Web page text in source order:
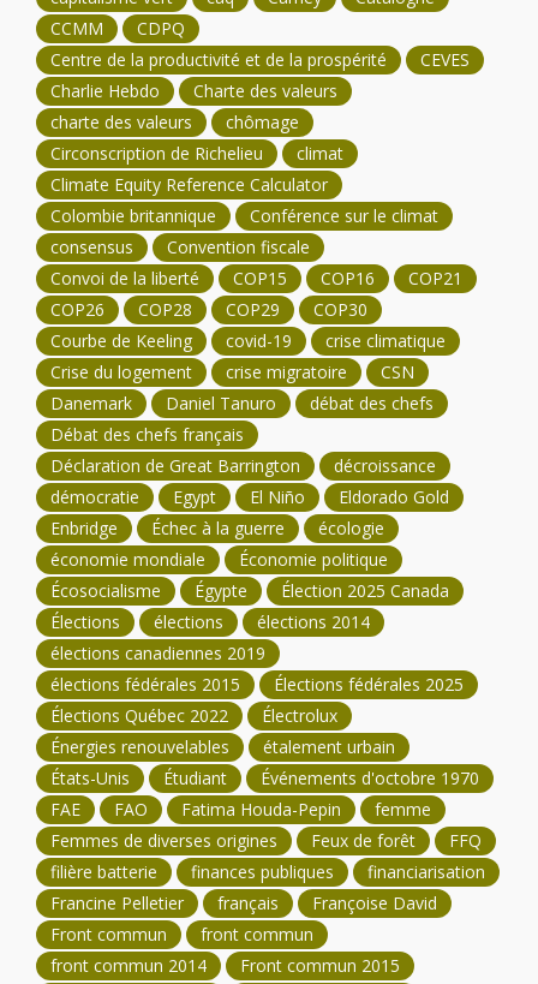
CCMM
CDPQ
Centre de la productivité et de la prospérité
CEVES
Charlie Hebdo
Charte des valeurs
charte des valeurs
chômage
Circonscription de Richelieu
climat
Climate Equity Reference Calculator
Colombie britannique
Conférence sur le climat
consensus
Convention fiscale
Convoi de la liberté
COP15 COP16
COP21
COP26
COP28 COP29
COP30
Courbe de Keeling
covid-19
crise climatique
Crise du logement
crise migratoire
CSN
Danemark
Daniel Tanuro
débat des chefs
Débat des chefs français
Déclaration de Great Barrington
décroissance
démocratie
Egypt El Niño
Eldorado Gold
Enbridge
Échec à la guerre
écologie
économie mondiale
Économie politique
Écosocialisme
Égypte
Élection 2025 Canada
Élections
élections
élections 2014
élections canadiennes 2019
élections fédérales 2015
Élections fédérales 2025
Élections Québec 2022
Électrolux
Énergies renouvelables
étalement urbain
États-Unis
Étudiant
Événements d'octobre 1970
FAE
FAO Fatima Houda-Pepin
femme
Femmes de diverses origines
Feux de forêt
FFQ
filière batterie
finances publiques
financiarisation
Francine Pelletier
français
Françoise David
Front commun
front commun
front commun 2014
Front commun 2015